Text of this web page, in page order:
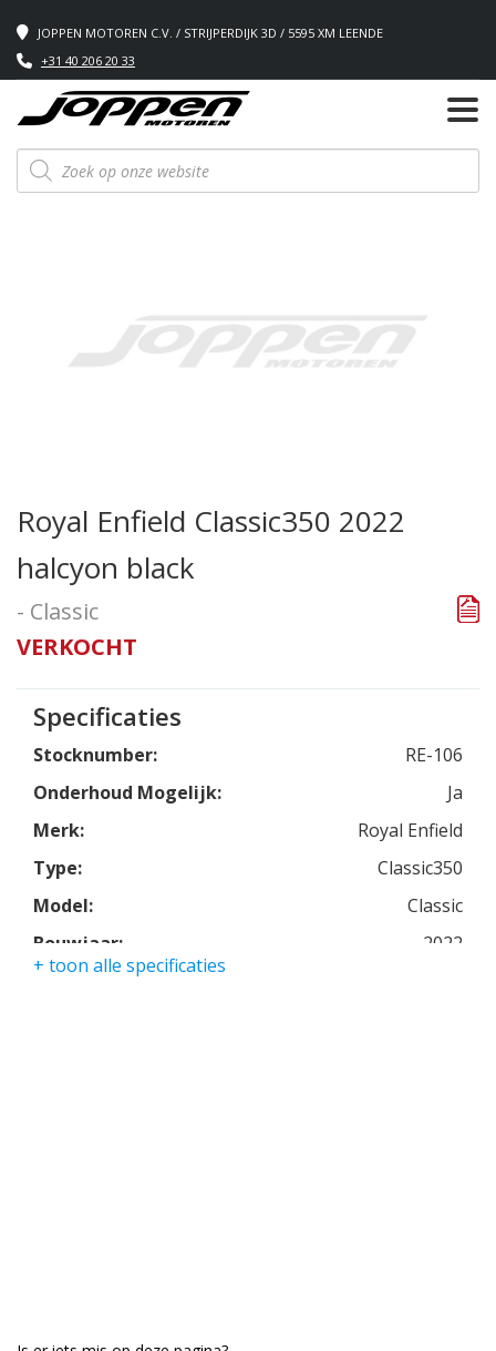
JOPPEN MOTOREN C.V. / STRIJPERDIJK 3D / 5595 XM LEENDE
+31 40 206 20 33
Producten
zoeken
Royal Enfield Classic350 2022
halcyon black
- Classic
VERKOCHT
Specificaties
Stocknumber:
RE-106
Onderhoud Mogelijk:
Ja
Merk:
Royal Enfield
Type:
Classic350
Model:
Classic
Bouwjaar:
2022
+ toon alle specificaties